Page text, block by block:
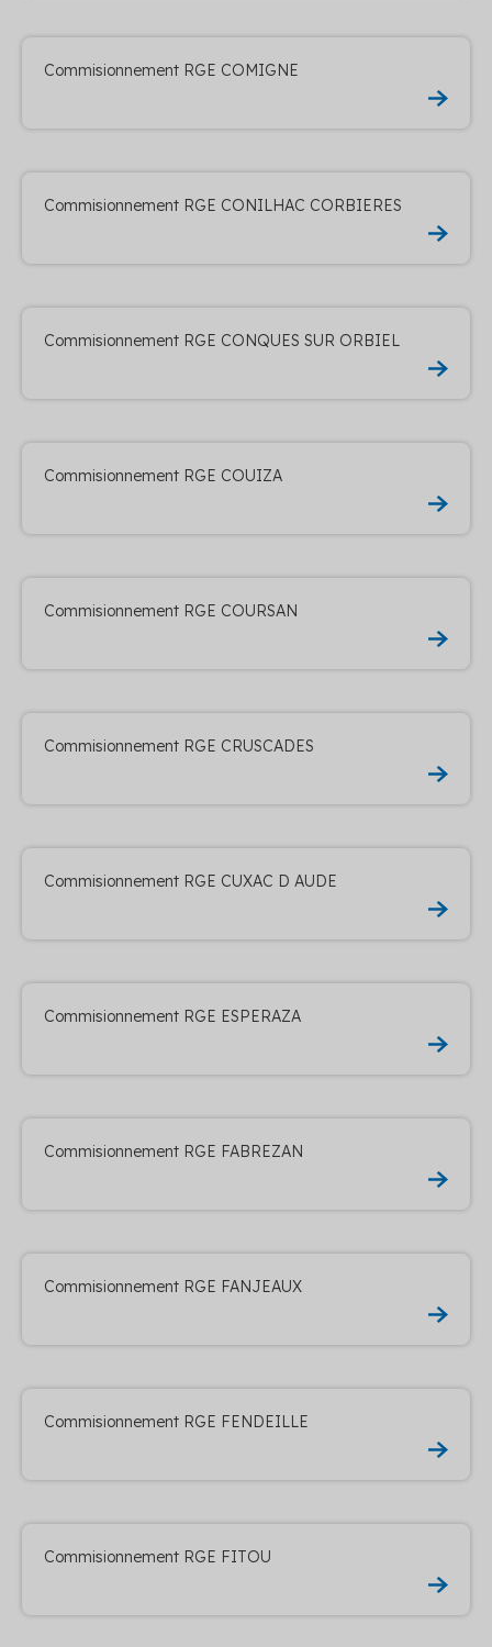
Commisionnement RGE COMIGNE
Commisionnement RGE CONILHAC CORBIERES
Commisionnement RGE CONQUES SUR ORBIEL
Commisionnement RGE COUIZA
Commisionnement RGE COURSAN
Commisionnement RGE CRUSCADES
Commisionnement RGE CUXAC D AUDE
Commisionnement RGE ESPERAZA
Commisionnement RGE FABREZAN
Commisionnement RGE FANJEAUX
Commisionnement RGE FENDEILLE
Commisionnement RGE FITOU